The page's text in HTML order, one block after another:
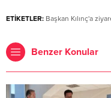
ETİKETLER: Başkan Kılınç'a
Benzer Konular